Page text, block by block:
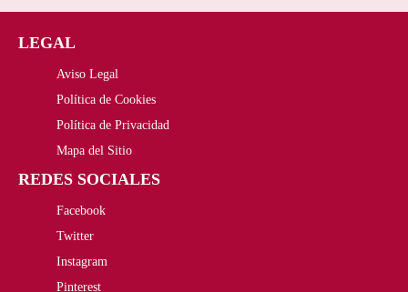
LEGAL
Aviso Legal
Política de Cookies
Política de Privacidad
Mapa del Sitio
REDES SOCIALES
Facebook
Twitter
Instagram
Pinterest